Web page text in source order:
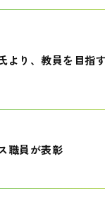
より、教員を目指
職員が表彰